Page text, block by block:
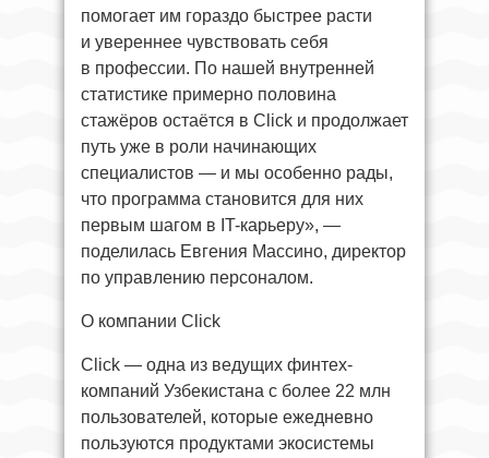
помогает им гораздо быстрее расти
и увереннее чувствовать себя
в профессии. По нашей внутренней
статистике примерно половина
стажёров остаётся в Click и продолжает
путь уже в роли начинающих
специалистов — и мы особенно рады,
что программа становится для них
первым шагом в IT-карьеру», —
поделилась Евгения Массино, директор
по управлению персоналом.
О компании Click
Click — одна из ведущих финтех-
компаний Узбекистана с более 22 млн
пользователей, которые ежедневно
пользуются продуктами экосистемы